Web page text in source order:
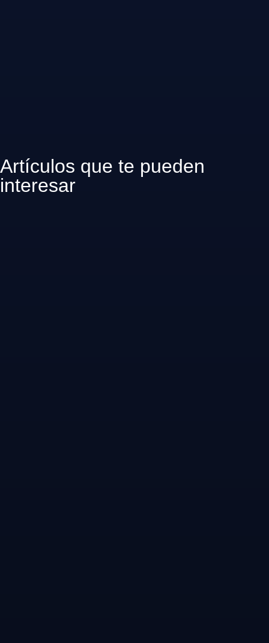
Artículos que te pueden
interesar